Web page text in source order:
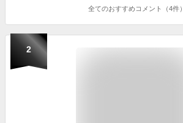
全てのおすすめコメント（4件）
2